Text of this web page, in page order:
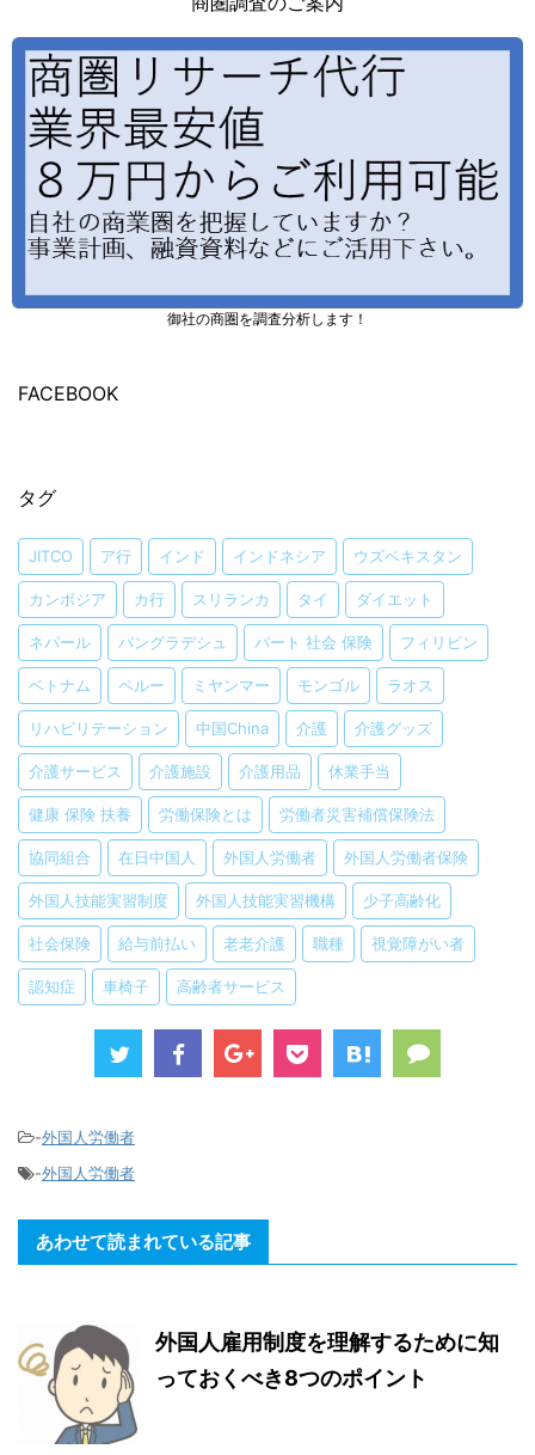
御社の商圏を調査分析します！
FACEBOOK
タグ
JITCO ア行 インド インドネシア ウズベキスタン
カンボジア カ行 スリランカ タイ ダイエット
ネパール バングラデシュ パート 社会 保険 フィリピン
ベトナム ペルー ミヤンマー モンゴル ラオス
リハビリテーション 中国China 介護 介護グッズ
介護サービス 介護施設 介護用品 休業手当
健康 保険 扶養 労働保険とは 労働者災害補償保険法
協同組合 在日中国人 外国人労働者 外国人労働者保険
外国人技能実習制度 外国人技能実習機構 少子高齢化
社会保険 給与前払い 老老介護 職種 視覚障がい者
認知症 車椅子 高齢者サービス
-外国人労働者
-外国人労働者
あわせて読まれている記事
外国人雇用制度を理解するために知
っておくべき8つのポイント